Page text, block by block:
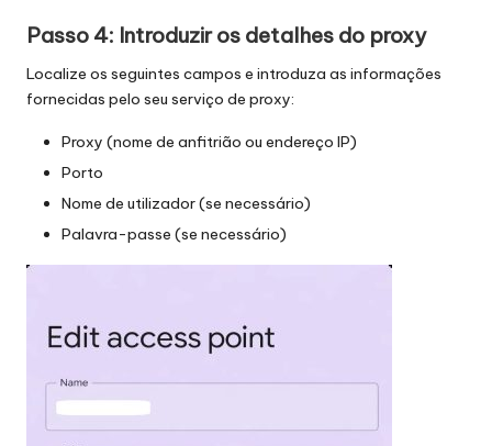
Passo 4: Introduzir os detalhes do proxy
Localize os seguintes campos e introduza as informações
fornecidas pelo seu serviço de proxy:
Proxy (nome de anfitrião ou endereço IP)
Porto
Nome de utilizador (se necessário)
Palavra-passe (se necessário)